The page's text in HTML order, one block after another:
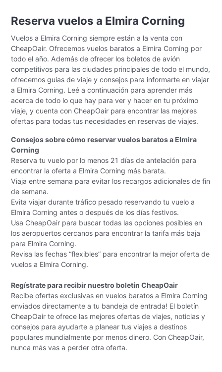
Reserva vuelos a Elmira Corning
Vuelos a Elmira Corning siempre están a la venta con
CheapOair. Ofrecemos vuelos baratos a Elmira Corning por
todo el año. Además de ofrecer los boletos de avión
competitivos para las ciudades principales de todo el mundo,
ofrecemos guías de viaje y consejos para informarte en viajar
a Elmira Corning. Leé a continuación para aprender más
acerca de todo lo que hay para ver y hacer en tu próximo
viaje, y cuenta con CheapOair para encontrar las mejores
ofertas para todas tus necesidades en reservas de viajes.
Consejos sobre cómo reservar vuelos baratos a Elmira
Corning
Reserva tu vuelo por lo menos 21 días de antelación para
encontrar la oferta a Elmira Corning más barata.
Viaja entre semana para evitar los recargos adicionales de fin
de semana.
Evita viajar durante tráfico pesado reservando tu vuelo a
Elmira Corning antes o después de los días festivos.
Usa CheapOair para buscar todas las opciones posibles en
los aeropuertos cercanos para encontrar la tarifa más baja
para Elmira Corning.
Revisa las fechas “flexibles” para encontrar la mejor oferta de
vuelos a Elmira Corning.
Regístrate para recibir nuestro boletín CheapOair
Recibe ofertas exclusivas en vuelos baratos a Elmira Corning
enviados directamente a tu bandeja de entrada! El boletín
CheapOair te ofrece las mejores ofertas de viajes, noticias y
consejos para ayudarte a planear tus viajes a destinos
populares mundialmente por menos dinero. Con CheapOair,
nunca más vas a perder otra oferta.